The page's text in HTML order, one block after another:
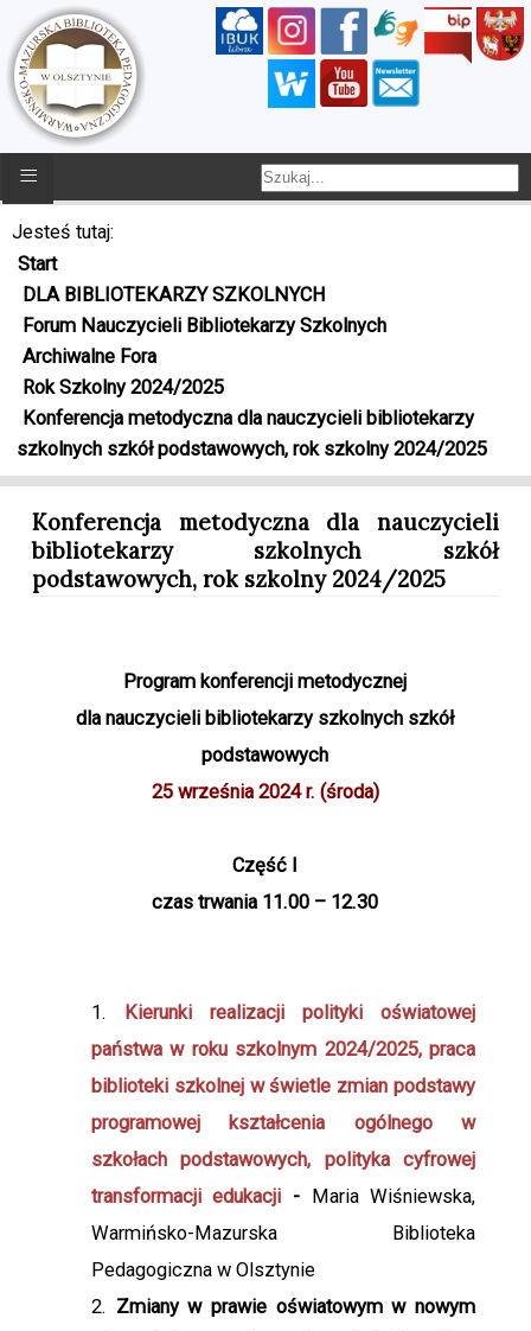
≡
Jesteś tutaj:
Start
DLA BIBLIOTEKARZY SZKOLNYCH
Forum Nauczycieli Bibliotekarzy Szkolnych
Archiwalne Fora
Rok Szkolny 2024/2025
Konferencja metodyczna dla nauczycieli bibliotekarzy
szkolnych szkół podstawowych, rok szkolny 2024/2025
Konferencja metodyczna dla nauczycieli
bibliotekarzy szkolnych szkół
podstawowych, rok szkolny 2024/2025
Program konferencji metodycznej
dla nauczycieli bibliotekarzy szkolnych szkół
podstawowych
25 września 2024 r. (środa)
Część I
czas trwania 11.00 – 12.30
Kierunki realizacji polityki oświatowej
państwaw roku szkolnym 2024/2025,praca
biblioteki szkolnej wświetle zmian podstawy
programowej kształcenia ogólnego w
szkołach podstawowych, polityka cyfrowej
transformacji edukacji - Maria Wiśniewska,
Warmińsko-Mazurska Biblioteka
Pedagogiczna w Olsztynie
Zmiany w prawie oświatowym w nowym